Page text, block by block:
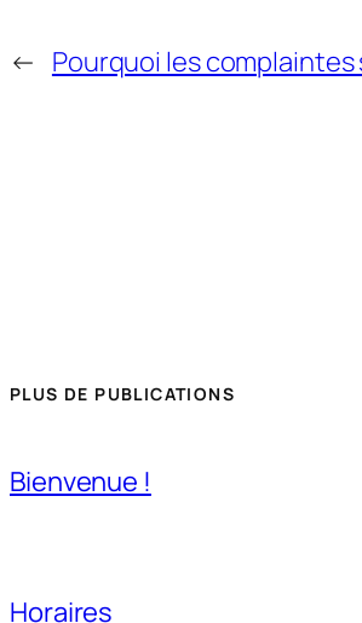
← Pourquoi les
PLUS DE PUBLICATIONS
Bienvenue !
Horaires